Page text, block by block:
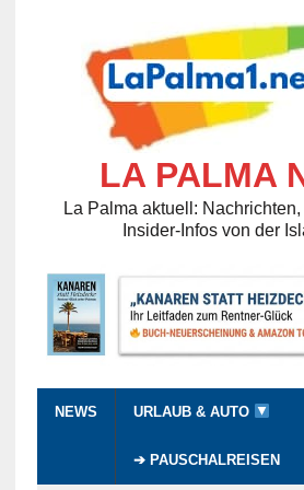
LA PALMA
La Palma aktuell:
Insider-Infos von der
NEWS URLAUB & AUTO
➔ PAUSCHALREISEN